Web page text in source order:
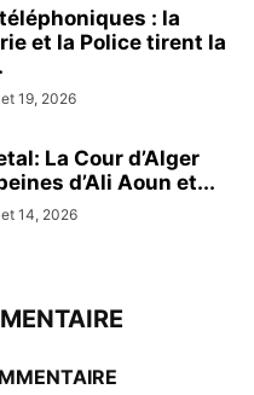
: la
et la Police tirent la
19, 2026
La Cour d’Alger
d’Ali Aoun et...
14, 2026